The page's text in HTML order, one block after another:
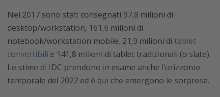
Nel 2017 sono stati consegnati 97,8 milioni di
desktop/workstation, 161,6 milioni di
notebook/workstation mobile, 21,9 milioni di tablet
convertibili e 141,8 milioni di tablet tradizionali (o slate).
Le stime di IDC prendono in esame anche l’orizzonte
temporale del 2022 ed è qui che emergono le sorprese.